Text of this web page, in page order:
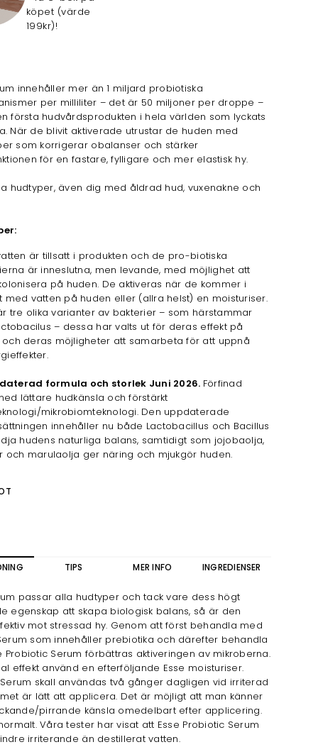
köpet (värde
199kr)!
innehåller mer än 1 miljard probiotiska
per milliliter – det är 50 miljoner per droppe –
första hudvårdsprodukten i hela världen som lyckats
När de blivit aktiverade utrustar de huden med
som korrigerar obalanser och stärker
för en fastare, fylligare och mer elastisk hy.
hudtyper, även dig med åldrad hud, vuxenakne och
är tillsatt i produkten och de pro-biotiska
är inneslutna, men levande, med möjlighet att
på huden. De aktiveras när de kommer i
med vatten på huden eller (allra helst) en moisturiser.
tre olika varianter av bakterier – som härstammar
– dessa har valts ut för deras effekt på
och deras möjligheter att samarbeta för att uppnå
formula och storlek Juni 2026. Förfinad
lättare hudkänsla och förstärkt
mikrobiomteknologi. Den uppdaterade
innehåller nu både Lactobacillus och Bacillus
hudens naturliga balans, samtidigt som jojobaolja,
och marulaolja ger näring och mjukgör huden.
TIPS MER INFO INGREDIENSER
passar alla hudtyper och tack vare dess högt
egenskap att skapa biologisk balans, så är den
mot stressad hy. Genom att först behandla med
som innehåller prebiotika och därefter behandla
Probiotic Serum förbättras aktiveringen av mikroberna.
effekt använd en efterföljande Esse moisturiser.
skall användas två gånger dagligen vid irriterad
är lätt att applicera. Det är möjligt att man känner
pirrande känsla omedelbart efter applicering.
Våra tester har visat att Esse Probiotic Serum
irriterande än destillerat vatten.